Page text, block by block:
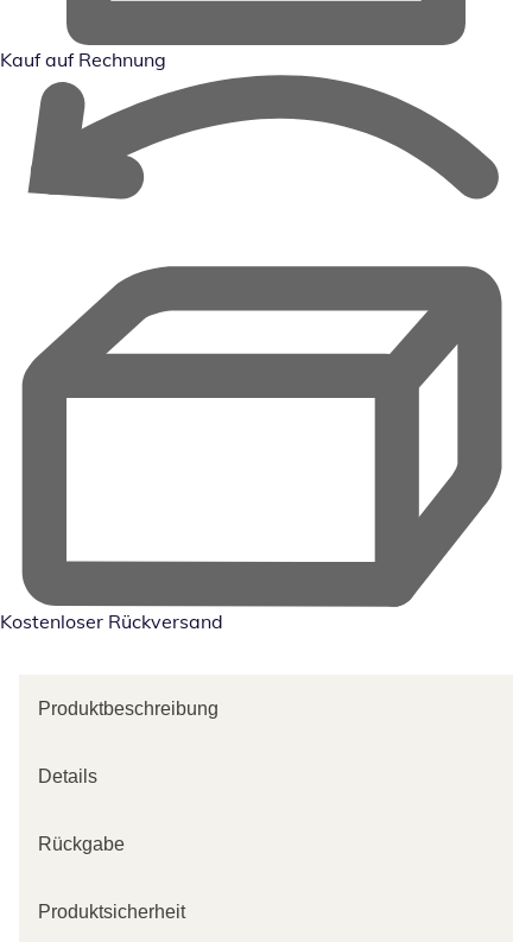
Kauf auf Rechnung
Kostenloser Rückversand
Produktbeschreibung
Details
Rückgabe
Produktsicherheit